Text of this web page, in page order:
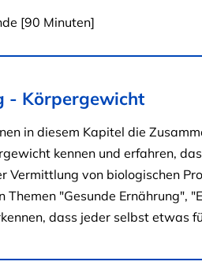
[90 Minuten]
- Körpergewicht
in diesem Kapitel die
kennen und erfahren,
Vermittlung von biologischen
Themen "Gesunde Ernährung",
dass jeder selbst etwas